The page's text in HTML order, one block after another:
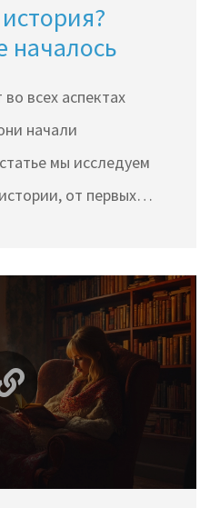
началось
всех аспектах
начали
мы исследуем
от первых
и передавали свои
на наше
мира. Также раскроем
древних